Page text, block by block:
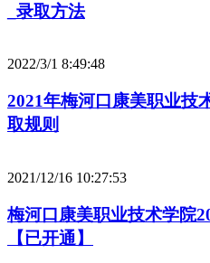
_录取方法
2022/3/1 8:49:48
2021年梅河口康美职业技
取规则
2021/12/16 10:27:53
梅河口康美职业技术学院
【已开通】